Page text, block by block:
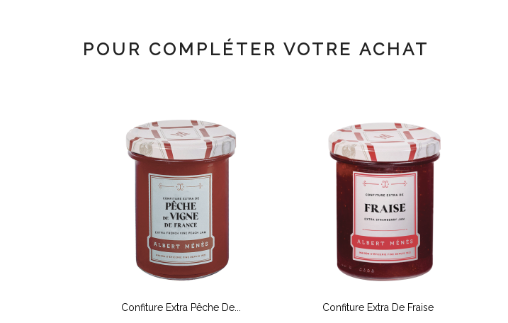
POUR COMPLÉTER VOTRE ACHAT
Confiture Extra Pêche De... Confiture Extra De Fraise